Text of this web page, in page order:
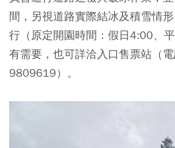
間，另視道路實際結冰及積雪情
行（原定開園時間：假日4:00、
有需要，也可詳洽入口售票站（
9809619）。